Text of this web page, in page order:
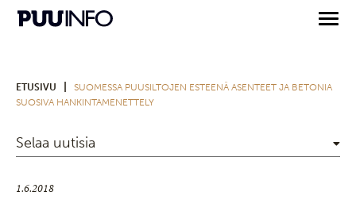
ETUSIVU
SUOMESSA PUUSILTOJEN ESTEENÄ ASENTEET JA BETONIA
SUOSIVA HANKINTAMENETTELY
Selaa uutisia
1.6.2018